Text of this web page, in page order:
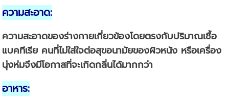
ความสะอาด:
ความสะอาดของร่างกายเกี่ยวข้องโดยตรงกับปริมาณเชื้อ
แบคทีเรีย คนที่ไม่ใส่ใจต่อสุขอนามัยของผิวหนัง หรือเครื่อง
นุ่งห่มจึงมีโอกาสที่จะเกิดกลิ่นได้มากกว่า
อาหาร: